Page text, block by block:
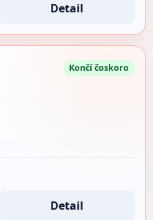
Detail
Končí čoskoro
Detail